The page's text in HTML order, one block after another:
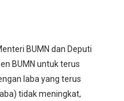
BUMN dan Deputi
BUMN untuk terus
laba yang terus
tidak meningkat,